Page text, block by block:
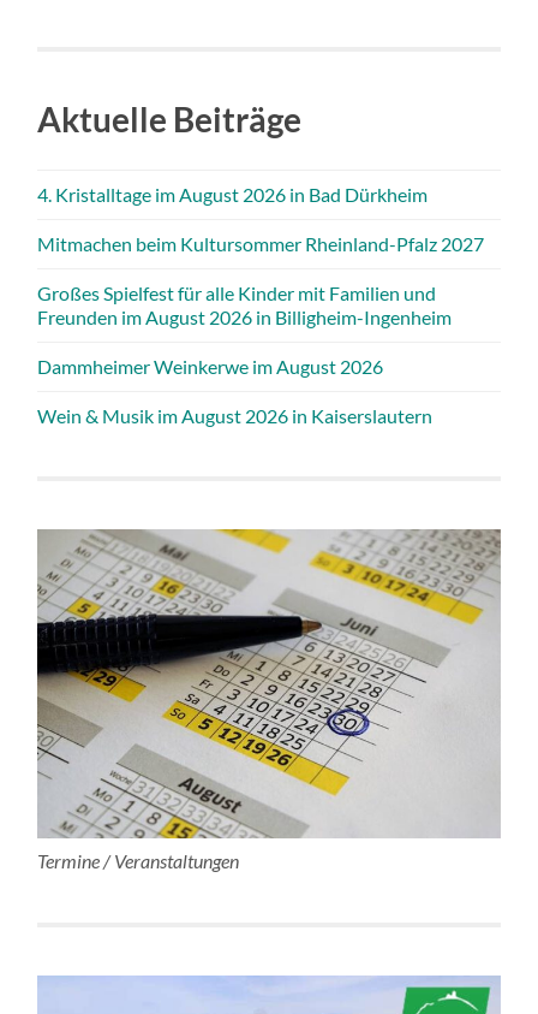
Aktuelle Beiträge
4. Kristalltage im August 2026 in Bad Dürkheim
Mitmachen beim Kultursommer Rheinland-Pfalz 2027
Großes Spielfest für alle Kinder mit Familien und
Freunden im August 2026 in Billigheim-Ingenheim
Dammheimer Weinkerwe im August 2026
Wein & Musik im August 2026 in Kaiserslautern
Termine / Veranstaltungen